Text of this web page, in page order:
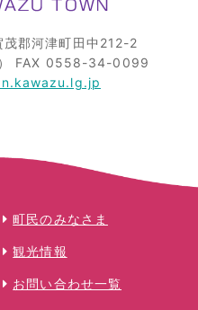
茂郡河津町田中212-2
FAX 0558-34-0099
町民のみなさま
観光情報
お問い合わせ一覧